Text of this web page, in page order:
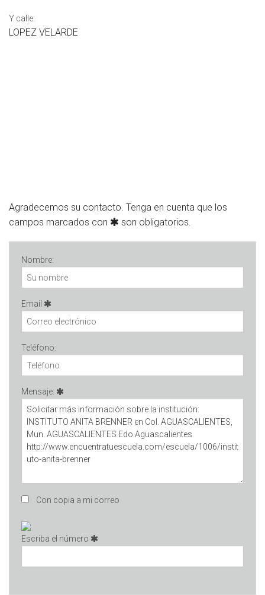
Y calle:
LOPEZ VELARDE
Agradecemos su contacto. Tenga en cuenta que los
campos marcados con
son obligatorios.
Nombre:
Email
Teléfono:
Mensaje:
Con copia a mi correo
Escriba el número